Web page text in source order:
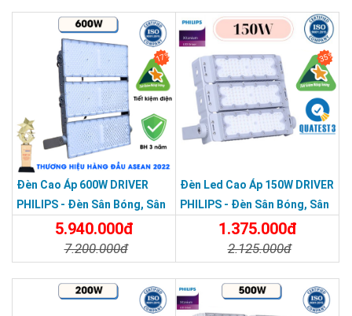
17%
Đèn Cao Áp 600W DRIVER
PHILIPS - Đèn Sân Bóng, Sân
Pickleball Module 600W
5.940.000đ
7.200.000đ
35%
Đèn Led Cao Áp 150W DRIVER
PHILIPS - Đèn Sân Bóng, Sân
Pickleballled Module 150W
1.375.000đ
2.125.000đ